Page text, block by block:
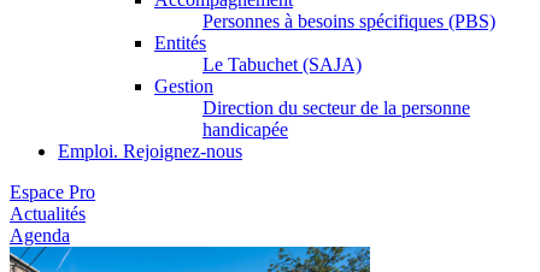
Personnes à besoins spécifiques (PBS)
Entités
Le Tabuchet (SAJA)
Gestion
Direction du secteur de la personne
handicapée
Emploi. Rejoignez-nous
Espace Pro
Actualités
Agenda